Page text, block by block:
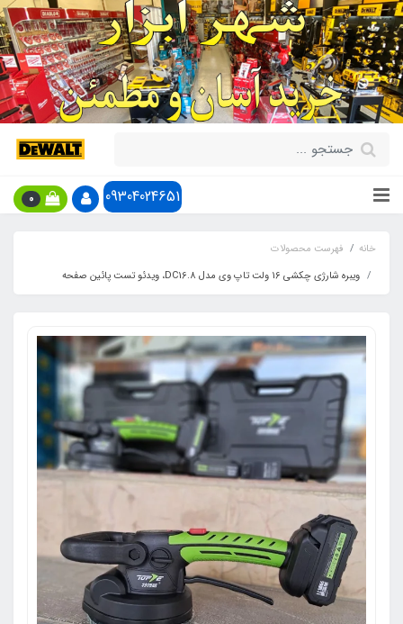
09304024651
0
خانه
فهرست محصولات
ویبره شارژی چکشی 16 ولت تاپ وی مدل DC16.8، ویدئو تست پائین صفحه